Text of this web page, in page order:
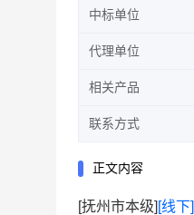
中标单位
代理单位
相关产品
联系方式
正文内容
[抚州市本级] [线下]